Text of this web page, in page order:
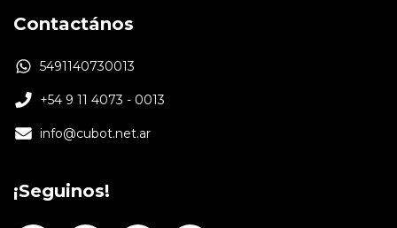
Contactános
5491140730013
+54 9 11 4073 - 0013
info@cubot.net.ar
¡Seguinos!